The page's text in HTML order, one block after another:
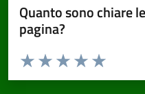
Quanto sono chiare
pagina?
Valuta da 1 a 5 stelle la pagina
Valuta 5
Valuta 4 stelle
Valuta 3 stelle su 5
Valuta 2 stelle su 5
Valuta 1 stelle su 5